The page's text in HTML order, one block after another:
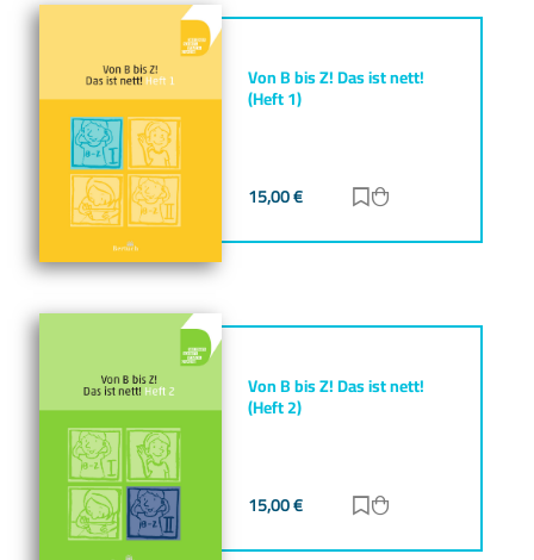
Von B bis Z! Das ist nett!
(Heft 1)
15,00€ Zur Merkliste
Von B bis Z! Das ist nett!
(Heft 2)
15,00€ Zur Merkliste